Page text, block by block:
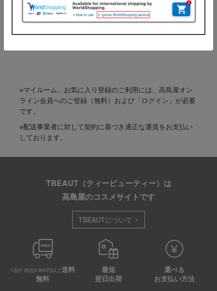
商品の写真はイメージです。実際にお届けする商品は掲
※マイルーム、お気に入り登録のご利用には、高島屋オン
ライン会員へのご登録（無料）および「ログイン」が必要
です。
※配送事業者に対して契約に基づき適正な運賃をお支払い
しております。
TBEAUT（ティービューティー）は
高島屋のコスメサイトです
TBEAUTについて
1会計 税込3,900円以上送料
無料
最短
翌日出荷
選べる
お支払い方法